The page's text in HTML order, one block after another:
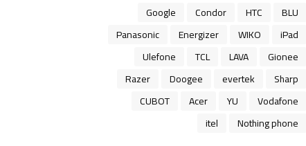
BLU
HTC
Condor
Google
iPad
WIKO
Energizer
Panasonic
Gionee
LAVA
TCL
Ulefone
Sharp
evertek
Doogee
Razer
Vodafone
YU
Acer
CUBOT
Nothing phone
itel